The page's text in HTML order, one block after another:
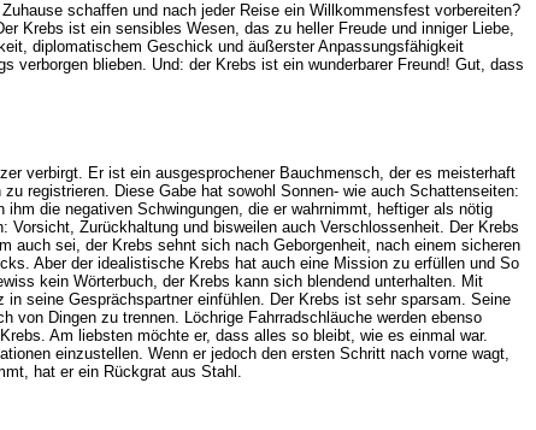
schaffen und nach jeder Reise ein Willkommensfest vorbereiten?
Krebs ist ein sensibles Wesen, das zu heller Freude und inniger Liebe,
diplomatischem Geschick und äußerster Anpassungsfähigkeit
blieben. Und: der Krebs ist ein wunderbarer Freund! Gut, dass
verbirgt. Er ist ein ausgesprochener Bauchmensch, der es meisterhaft
registrieren. Diese Gabe hat sowohl Sonnen- wie auch Schattenseiten:
die negativen Schwingungen, die er wahrnimmt, heftiger als nötig
Zurückhaltung und bisweilen auch Verschlossenheit. Der Krebs
auch sei, der Krebs sehnt sich nach Geborgenheit, nach einem sicheren
Aber der idealistische Krebs hat auch eine Mission zu erfüllen und So
kein Wörterbuch, der Krebs kann sich blendend unterhalten. Mit
seine Gesprächspartner einfühlen. Der Krebs ist sehr sparsam. Seine
Dingen zu trennen. Löchrige Fahrradschläuche werden ebenso
Am liebsten möchte er, dass alles so bleibt, wie es einmal war.
einzustellen. Wenn er jedoch den ersten Schritt nach vorne wagt,
hat er ein Rückgrat aus Stahl.